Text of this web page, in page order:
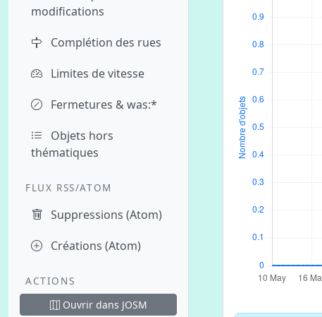
modifications
Complétion des rues
Limites de vitesse
Fermetures & was:*
Objets hors
thématiques
FLUX RSS/ATOM
Suppressions (Atom)
Créations (Atom)
ACTIONS
Ouvrir dans JOSM